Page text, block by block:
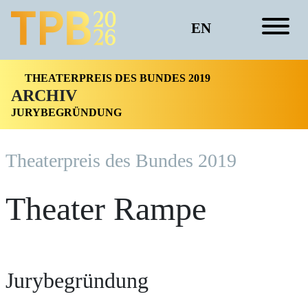
EN
THEATERPREIS DES BUNDES 2019
ARCHIV
JURYBEGRÜNDUNG
Theater­preis des Bundes 2019
Theater Rampe
Jurybegründung